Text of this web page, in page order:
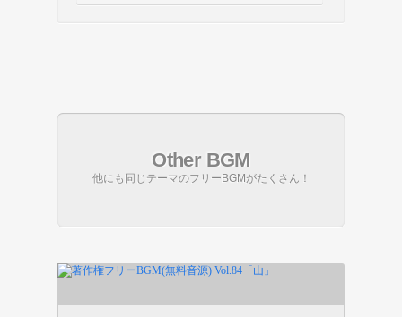
Other BGM
他にも同じテーマのフリーBGMがたくさん！